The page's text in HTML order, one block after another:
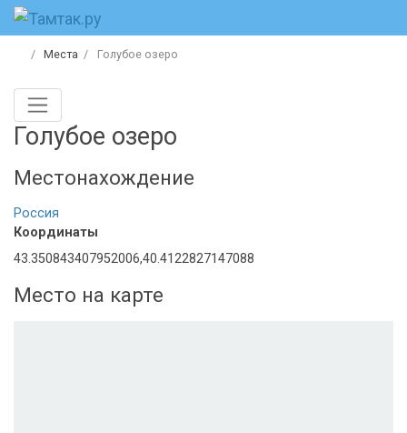
Места Голубое озеро
Голубое озеро
Местонахождение
Россия
Координаты
43.350843407952006,40.4122827147088
Место на карте